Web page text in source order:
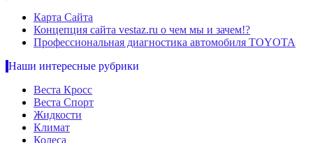
Карта Сайта
Концепция сайта vestaz.ru о чем мы и зачем!?
Профессиональная диагностика автомобиля TOYOTA
Наши интересные рубрики
Веста Кросс
Веста Спорт
Жидкости
Климат
Колеса